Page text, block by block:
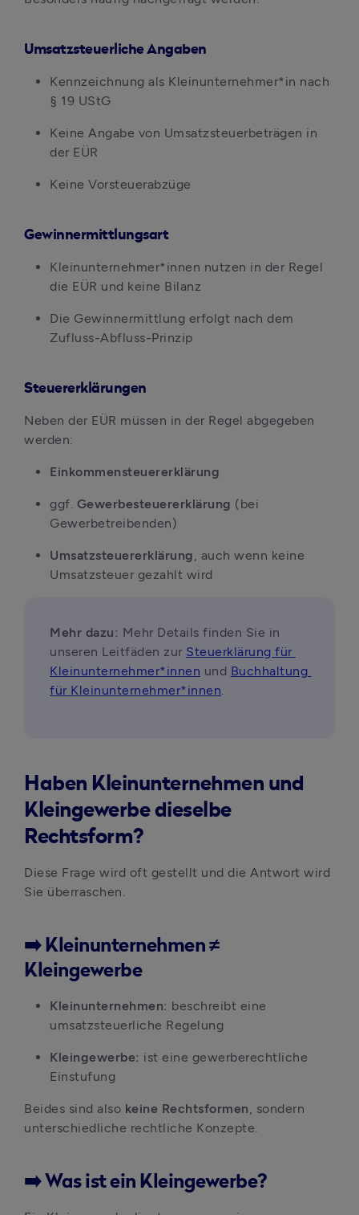
Umsatzsteuerliche Angaben
Kennzeichnung als Kleinunternehmer*in nach
§ 19 UStG
Keine Angabe von Umsatzsteuerbeträgen in
der EÜR
Keine Vorsteuerabzüge
Gewinnermittlungsart
Kleinunternehmer*innen nutzen in der Regel
die EÜR und keine Bilanz
Die Gewinnermittlung erfolgt nach dem
Zufluss-Abfluss-Prinzip
Steuererklärungen
Neben der EÜR müssen in der Regel abgegeben
werden:
Einkommensteuererklärung
ggf. Gewerbesteuererklärung (bei
Gewerbetreibenden)
Umsatzsteuererklärung, auch wenn keine
Umsatzsteuer gezahlt wird
Mehr dazu: Mehr Details finden Sie in
unseren Leitfäden zur Steuerklärung für
Kleinunternehmer*innen und Buchhaltung
für Kleinunternehmer*innen.
Haben Kleinunternehmen und
Kleingewerbe dieselbe
Rechtsform?
Diese Frage wird oft gestellt und die Antwort wird
Sie überraschen.
➡️ Kleinunternehmen ≠
Kleingewerbe
Kleinunternehmen: beschreibt eine
umsatzsteuerliche Regelung
Kleingewerbe: ist eine gewerberechtliche
Einstufung
Beides sind also keine Rechtsformen, sondern
unterschiedliche rechtliche Konzepte.
➡️ Was ist ein Kleingewerbe?